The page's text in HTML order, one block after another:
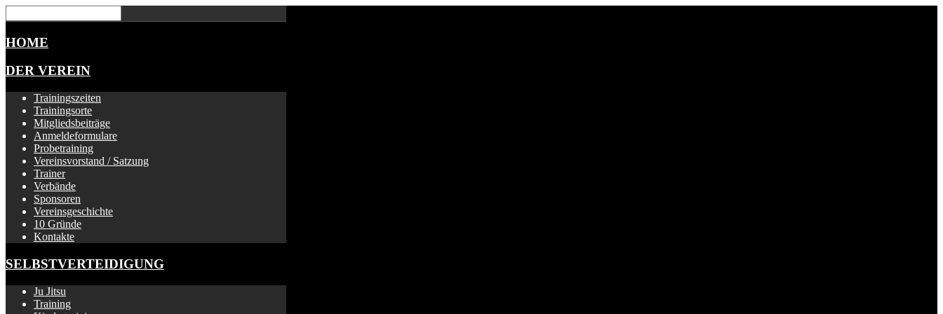
HOME
DER VEREIN
Trainingszeiten
Trainingsorte
Mitgliedsbeiträge
Anmeldeformulare
Probetraining
Vereinsvorstand / Satzung
Trainer
Verbände
Sponsoren
Vereinsgeschichte
10 Gründe
Kontakte
SELBSTVERTEIDIGUNG
Ju Jitsu
Training